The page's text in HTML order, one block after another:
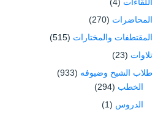
المحاضرات (270)
المقتطفات والمختارات (515)
تلاوات (23)
طلاب الشيخ وضيوفه (933)
الخطب (294)
الدروس (1)